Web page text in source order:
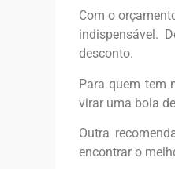
Com o
indispensável.
desconto.
Para quem tem
virar uma bola
Outra
encontrar o